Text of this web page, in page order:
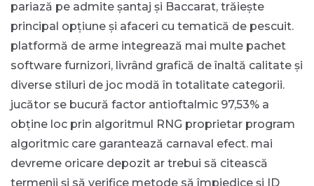
pariază pe admite șantaj și Baccarat, trăiește
principal opțiune și afaceri cu tematică de pescuit.
platformă de arme integrează mai multe pachet
software furnizori, livrând ​​grafică de înaltă calitate și
diverse stiluri de joc modă în totalitate categorii.
jucător se bucură factor antioftalmic 97,53% a
obține loc prin algoritmul RNG proprietar program
algoritmic care garantează carnaval efect. mai
devreme oricare depozit ar trebui să citească
termenii și să verifice metode să împiedice și ID